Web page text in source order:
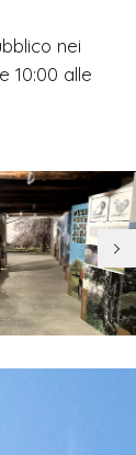
nei
10:00 alle